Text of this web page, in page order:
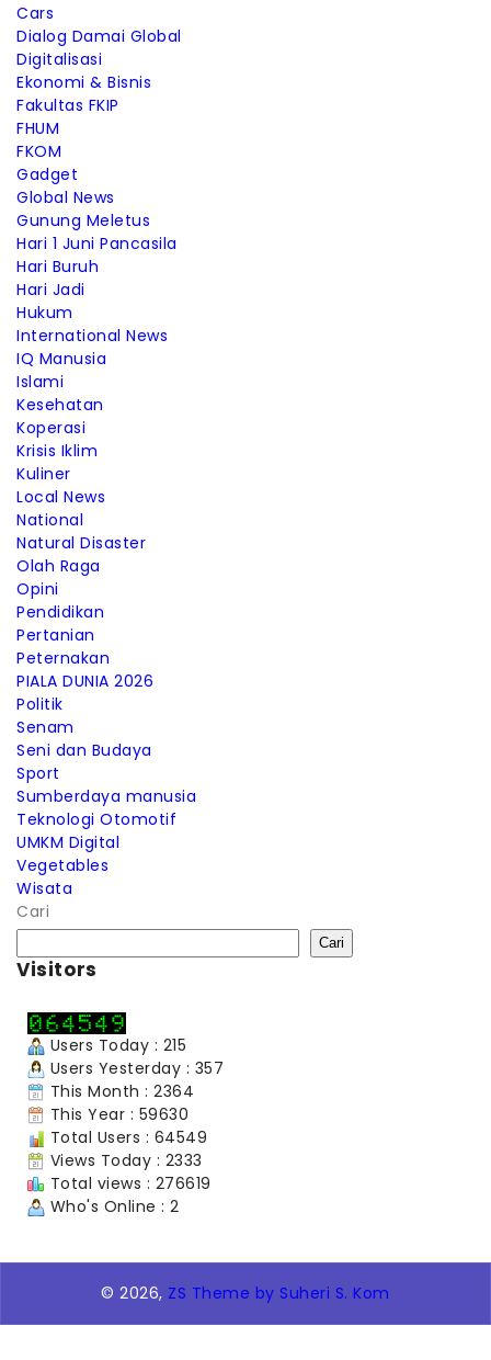
Cars
Dialog Damai Global
Digitalisasi
Ekonomi & Bisnis
Fakultas FKIP
FHUM
FKOM
Gadget
Global News
Gunung Meletus
Hari 1 Juni Pancasila
Hari Buruh
Hari Jadi
Hukum
International News
IQ Manusia
Islami
Kesehatan
Koperasi
Krisis Iklim
Kuliner
Local News
National
Natural Disaster
Olah Raga
Opini
Pendidikan
Pertanian
Peternakan
PIALA DUNIA 2026
Politik
Senam
Seni dan Budaya
Sport
Sumberdaya manusia
Teknologi Otomotif
UMKM Digital
Vegetables
Wisata
Cari
Cari
Visitors
Users Today : 215
Users Yesterday : 357
This Month : 2364
This Year : 59630
Total Users : 64549
Views Today : 2333
Total views : 276619
Who's Online : 2
© 2026, ZS Theme by Suheri S. Kom